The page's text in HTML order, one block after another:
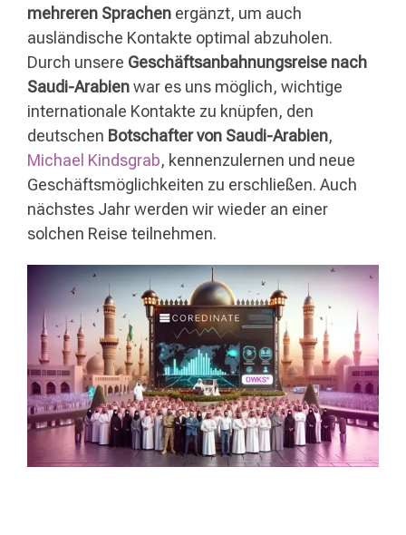
mehreren Sprachen ergänzt, um auch
ausländische Kontakte optimal abzuholen.
Durch unsere Geschäftsanbahnungsreise nach
Saudi-Arabienwar es uns möglich, wichtige
internationale Kontakte zu knüpfen, den
deutschen Botschafter von Saudi-Arabien,
Michael Kindsgrab, kennenzulernen und neue
Geschäftsmöglichkeiten zu erschließen. Auch
nächstes Jahr werden wir wieder an einer
solchen Reise teilnehmen.